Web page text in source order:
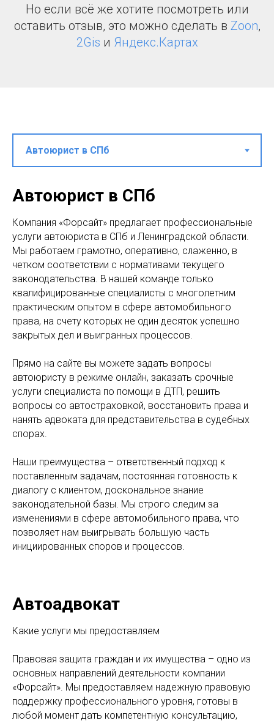
Но если всё же хотите посмотреть или
оставить отзыв, это можно сделать в Zoon,
2Gis и Яндекс.Картах
Автоюрист в СПб
Компания «Форсайт» предлагает профессиональные
услуги автоюриста в СПб и Ленинградской области.
Мы работаем грамотно, оперативно, слаженно, в
четком соответствии с нормативами текущего
законодательства. В нашей команде только
квалифицированные специалисты с многолетним
практическим опытом в сфере автомобильного
права, на счету которых не один десяток успешно
закрытых дел и выигранных процессов.
Прямо на сайте вы можете задать вопросы
автоюристу в режиме онлайн, заказать срочные
услуги специалиста по помощи в ДТП, решить
вопросы со автостраховкой, восстановить права и
нанять адвоката для представительства в судебных
спорах.
Наши преимущества – ответственный подход к
поставленным задачам, постоянная готовность к
диалогу с клиентом, доскональное знание
законодательной базы. Мы строго следим за
изменениями в сфере автомобильного права, что
позволяет нам выигрывать большую часть
инициированных споров и процессов.
Автоадвокат
Какие услуги мы предоставляем
Правовая защита граждан и их имущества – одно из
основных направлений деятельности компании
«Форсайт». Мы предоставляем надежную правовую
поддержку профессионального уровня, готовы в
любой момент дать компетентную консультацию,